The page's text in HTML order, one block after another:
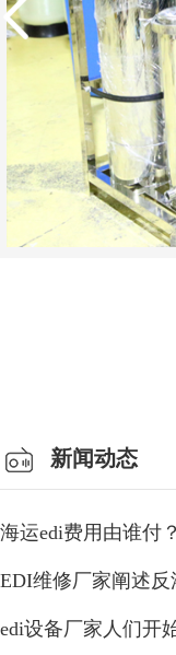
新闻动态
海运edi费用由谁付
EDI维修厂家阐述
edi设备厂家人们开